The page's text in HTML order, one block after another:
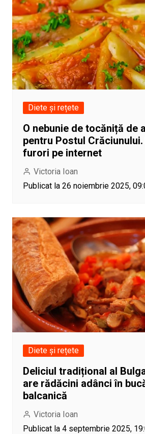
Diete și rețete
O nebunie de tocăniță de
pentru Postul
furori pe internet
Victoria Ioan
Publicat la 26 noiembrie 2025,
Diete și rețete
Deliciul tradițional al
are rădăcini adânci în
balcanică
Victoria Ioan
Publicat la 4 septembrie 2025,